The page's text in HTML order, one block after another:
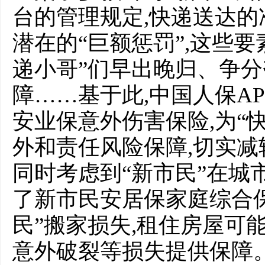
台的管理规定,快递送达
潜在的“巨额惩罚”,这些
递小哥”们早出晚归、争
障……基于此,中国人保
安业保意外伤害保险,为“
外和责任风险保障,切实
同时考虑到“新市民”在城
了新市民安居保家庭综合
民”搬家损失,租住房屋可
意外破裂等损失提供保障